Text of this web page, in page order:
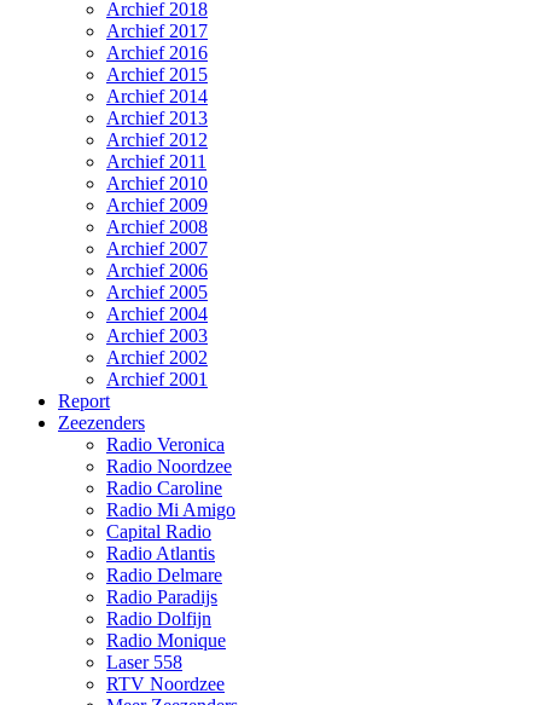
Archief 2018
Archief 2017
Archief 2016
Archief 2015
Archief 2014
Archief 2013
Archief 2012
Archief 2011
Archief 2010
Archief 2009
Archief 2008
Archief 2007
Archief 2006
Archief 2005
Archief 2004
Archief 2003
Archief 2002
Archief 2001
Report
Zeezenders
Radio Veronica
Radio Noordzee
Radio Caroline
Radio Mi Amigo
Capital Radio
Radio Atlantis
Radio Delmare
Radio Paradijs
Radio Dolfijn
Radio Monique
Laser 558
RTV Noordzee